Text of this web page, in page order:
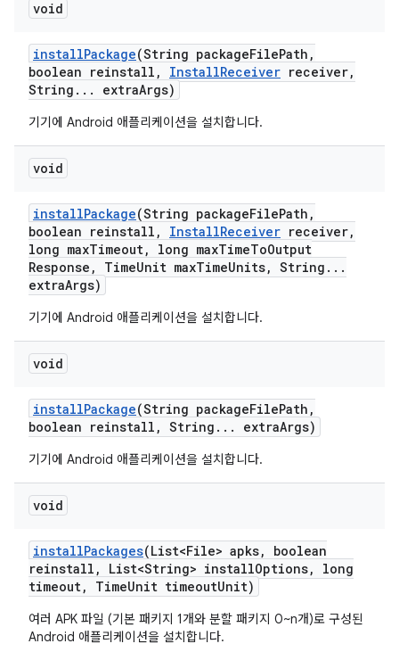
void
installPackage(String packageFilePath ,
boolean reinstall , InstallReceiver receiver,
String . . . extraArgs)
기기에 Android 애플리케이션을 설치합니다.
void
installPackage(String packageFilePath ,
boolean reinstall , InstallReceiver receiver,
long maxTimeout, long maxTimeToOutput
Response , TimeUnit maxTimeUnits, String . . .
extraArgs)
기기에 Android 애플리케이션을 설치합니다.
void
installPackage(String packageFilePath ,
boolean reinstall , String . . . extraArgs)
기기에 Android 애플리케이션을 설치합니다.
void
installPackages(List<File> apks,
boolean
reinstall , List<String> installOptions,
long
timeout, TimeUnit timeoutUnit)
여러 APK 파일 (기본 패키지 1개와 분할 패키지 0~n개)로 구성된
Android 애플리케이션을 설치합니다.